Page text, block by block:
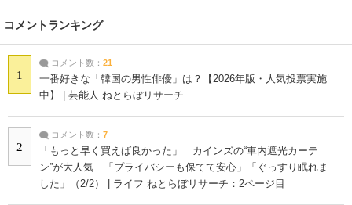
コメントランキング
1
コメント数： 21
一番好きな「韓国の男性俳優」は？【2026年版・人気投票実施
中】 | 芸能人 ねとらぼリサーチ
2
コメント数： 7
「もっと早く買えば良かった」 カインズの“車内遮光カーテ
ン”が大人気 「プライバシーも保てて安心」「ぐっすり眠れま
した」（2/2） | ライフ ねとらぼリサーチ：2ページ目